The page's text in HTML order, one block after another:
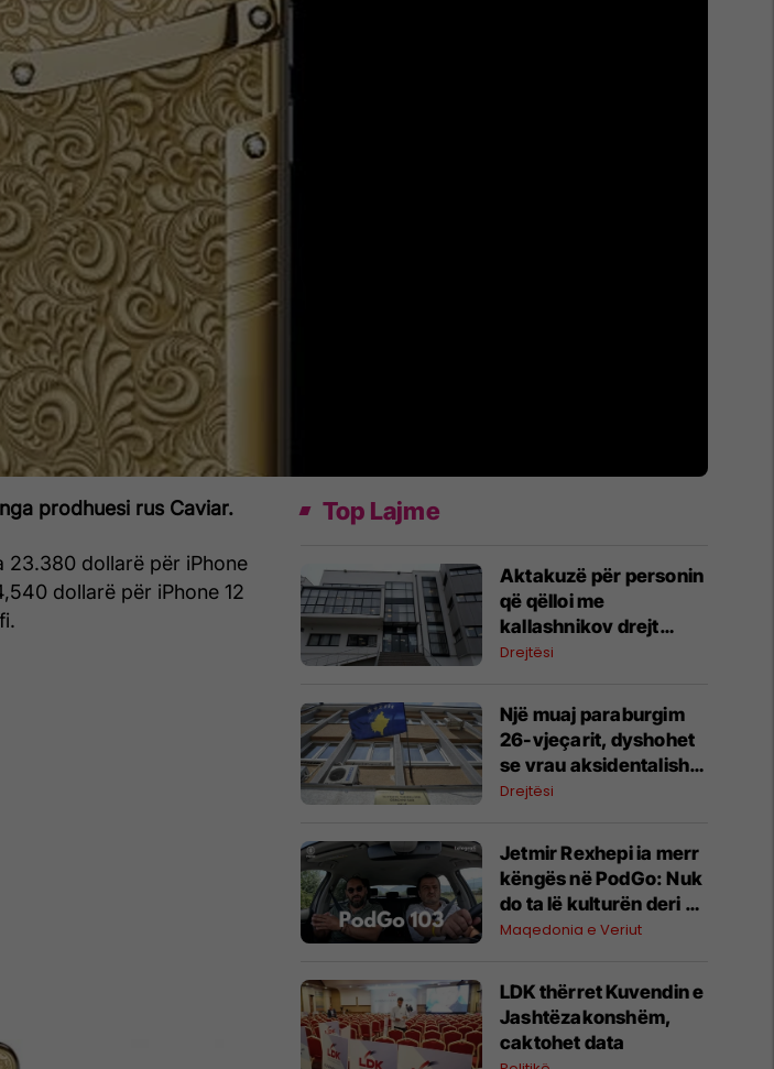
prodhuesi rus Caviar.
23.380 dollarë për iPhone
dollarë për iPhone 12
Top Lajme
Aktakuzë për personin
që qëlloi me
kallashnikov drejt
autobusit në Malishevë
Drejtësi
Një muaj paraburgim
26-vjeçarit, dyshohet
se vrau aksidentalisht
babanë e tij në Strellc
Drejtësi
Jetmir Rexhepi ia merr
këngës në PodGo: Nuk
do ta lë kulturën deri në
fund të jetës
Maqedonia e Veriut
LDK thërret Kuvendin e
Jashtëzakonshëm,
caktohet data